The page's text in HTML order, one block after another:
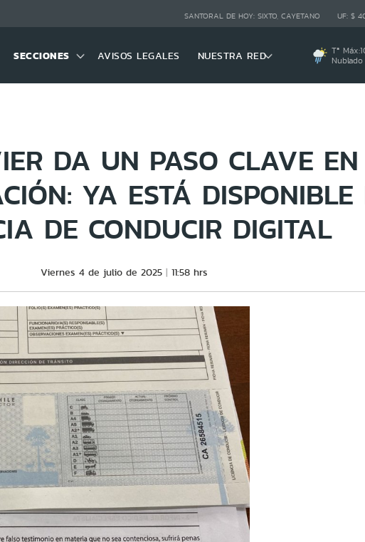
SANTORAL DE HOY: SIXTO, CAYETANO UF: $
SECCIONES AVISOS LEGALES NUESTRA RED Tª Máx:
DA UN PASO CLAVE EN
YA ESTÁ
DE CONDUCIR DIGITAL
Viernes 4 de julio de 2025 11:58 hrs